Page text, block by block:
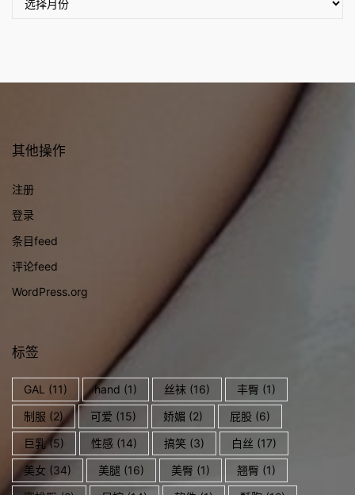
其他操作
注册
登录
条目feed
评论feed
WordPress.org
标签
GAL (11) hand (1) 丝袜 (16) 丰臀 (1)
制服 (2) 可爱 (15) 娇媚 (2) 屁股 (6)
巨乳(5) 性感 (14) 搞笑 (3) 白丝 (17)
美女 (34) 美腿 (16) 美臀 (1) 翘臀 (1)